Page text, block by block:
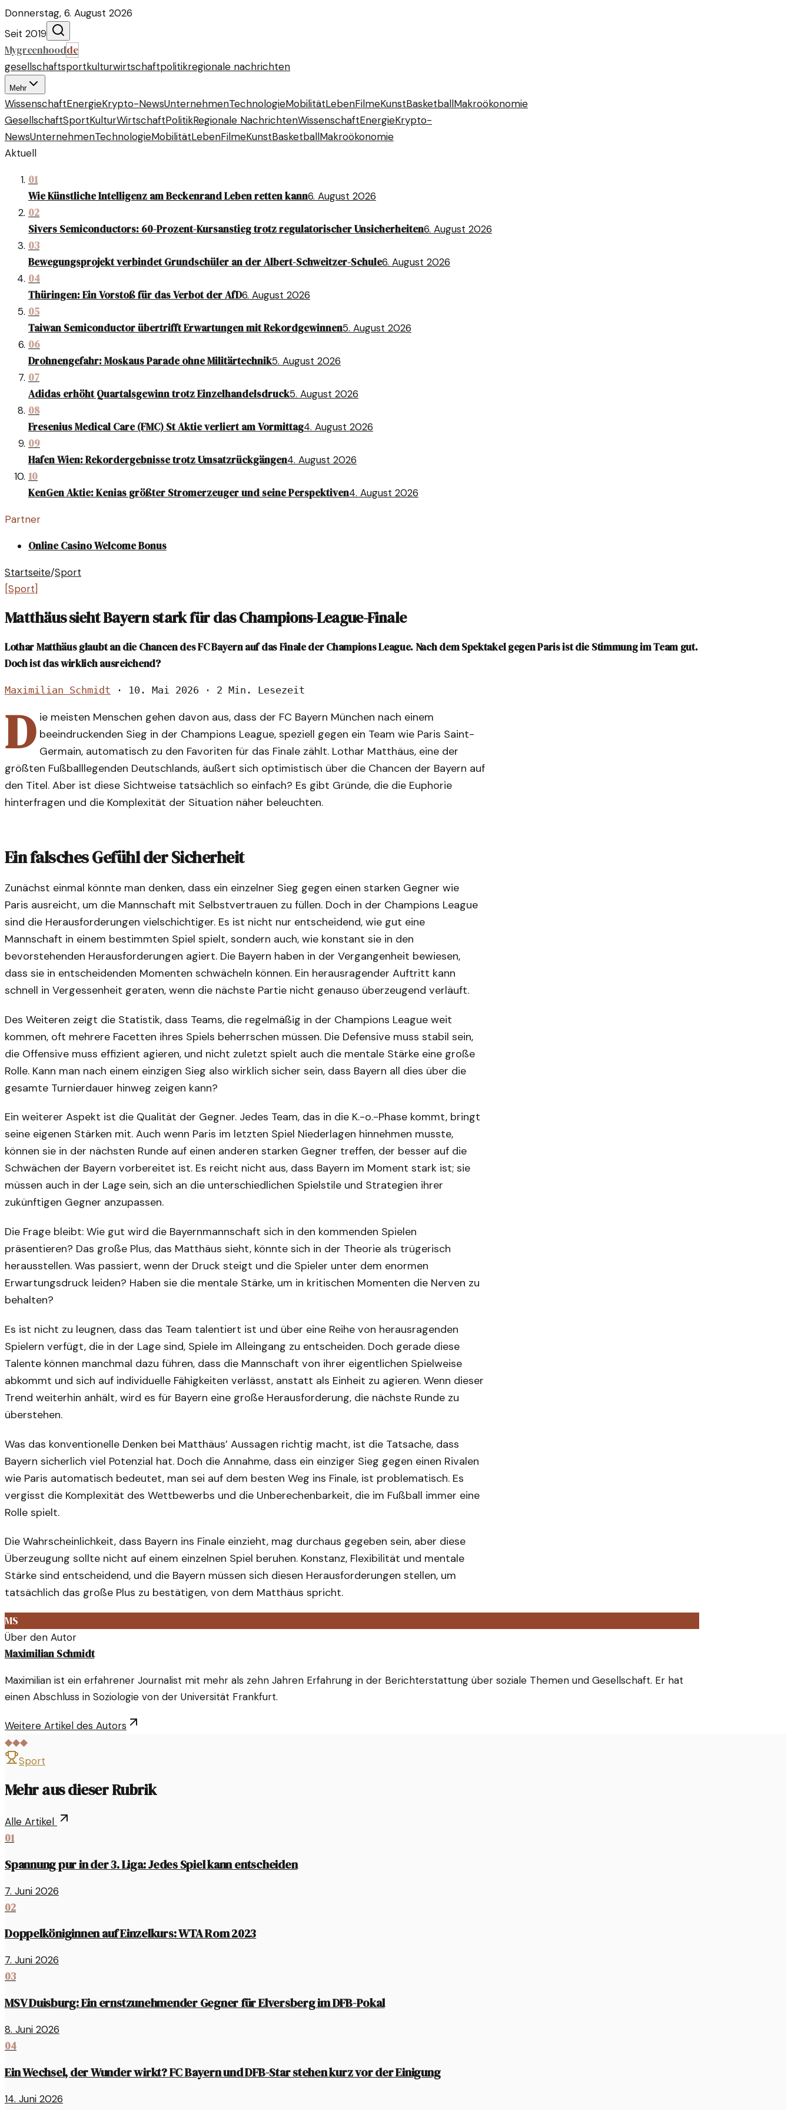
Donnerstag, 6. August 2026
Seit 2019
Mygreenhoodde
gesellschaftsportkulturwirtschaftpolitikregionale nachrichten
Mehr
WissenschaftEnergieKrypto-NewsUnternehmenTechnologieMobilitätLebenFilmeKunstBasketballMakroökonomie
GesellschaftSportKulturWirtschaftPolitikRegionale NachrichtenWissenschaftEnergieKrypto-
NewsUnternehmenTechnologieMobilitätLebenFilmeKunstBasketballMakroökonomie
Aktuell
01
Wie Künstliche Intelligenz am Beckenrand Leben retten kann6. August 2026
02
Sivers Semiconductors: 60-Prozent-Kursanstieg trotz regulatorischer Unsicherheiten6. August 2026
03
Bewegungsprojekt verbindet Grundschüler an der Albert-Schweitzer-Schule6. August 2026
04
Thüringen: Ein Vorstoß für das Verbot der AfD6. August 2026
05
Taiwan Semiconductor übertrifft Erwartungen mit Rekordgewinnen5. August 2026
06
Drohnengefahr: Moskaus Parade ohne Militärtechnik5. August 2026
07
Adidas erhöht Quartalsgewinn trotz Einzelhandelsdruck5. August 2026
08
Fresenius Medical Care (FMC) St Aktie verliert am Vormittag4. August 2026
09
Hafen Wien: Rekordergebnisse trotz Umsatzrückgängen4. August 2026
10
KenGen Aktie: Kenias größter Stromerzeuger und seine Perspektiven4. August 2026
Partner
Online Casino Welcome Bonus
Startseite/Sport
[Sport]
Matthäus sieht Bayern stark für das Champions-League-Finale
Lothar Matthäus glaubt an die Chancen des FC Bayern auf das Finale der Champions League. Nach dem Spektakel gegen Paris ist die Stimmung im Team gut.
Doch ist das wirklich ausreichend?
Maximilian Schmidt · 10. Mai 2026 · 2 Min. Lesezeit
D ie meisten Menschen gehen davon aus, dass der FC Bayern München nach einem
beeindruckenden Sieg in der Champions League, speziell gegen ein Team wie Paris Saint-
Germain, automatisch zu den Favoriten für das Finale zählt. Lothar Matthäus, eine der
größten Fußballlegenden Deutschlands, äußert sich optimistisch über die Chancen der Bayern auf
den Titel. Aber ist diese Sichtweise tatsächlich so einfach? Es gibt Gründe, die die Euphorie
hinterfragen und die Komplexität der Situation näher beleuchten.
Ein falsches Gefühl der Sicherheit
Zunächst einmal könnte man denken, dass ein einzelner Sieg gegen einen starken Gegner wie
Paris ausreicht, um die Mannschaft mit Selbstvertrauen zu füllen. Doch in der Champions League
sind die Herausforderungen vielschichtiger. Es ist nicht nur entscheidend, wie gut eine
Mannschaft in einem bestimmten Spiel spielt, sondern auch, wie konstant sie in den
bevorstehenden Herausforderungen agiert. Die Bayern haben in der Vergangenheit bewiesen,
dass sie in entscheidenden Momenten schwächeln können. Ein herausragender Auftritt kann
schnell in Vergessenheit geraten, wenn die nächste Partie nicht genauso überzeugend verläuft.
Des Weiteren zeigt die Statistik, dass Teams, die regelmäßig in der Champions League weit
kommen, oft mehrere Facetten ihres Spiels beherrschen müssen. Die Defensive muss stabil sein,
die Offensive muss effizient agieren, und nicht zuletzt spielt auch die mentale Stärke eine große
Rolle. Kann man nach einem einzigen Sieg also wirklich sicher sein, dass Bayern all dies über die
gesamte Turnierdauer hinweg zeigen kann?
Ein weiterer Aspekt ist die Qualität der Gegner. Jedes Team, das in die K.-o.-Phase kommt, bringt
seine eigenen Stärken mit. Auch wenn Paris im letzten Spiel Niederlagen hinnehmen musste,
können sie in der nächsten Runde auf einen anderen starken Gegner treffen, der besser auf die
Schwächen der Bayern vorbereitet ist. Es reicht nicht aus, dass Bayern im Moment stark ist; sie
müssen auch in der Lage sein, sich an die unterschiedlichen Spielstile und Strategien ihrer
zukünftigen Gegner anzupassen.
Die Frage bleibt: Wie gut wird die Bayernmannschaft sich in den kommenden Spielen
präsentieren? Das große Plus, das Matthäus sieht, könnte sich in der Theorie als trügerisch
herausstellen. Was passiert, wenn der Druck steigt und die Spieler unter dem enormen
Erwartungsdruck leiden? Haben sie die mentale Stärke, um in kritischen Momenten die Nerven zu
behalten?
Es ist nicht zu leugnen, dass das Team talentiert ist und über eine Reihe von herausragenden
Spielern verfügt, die in der Lage sind, Spiele im Alleingang zu entscheiden. Doch gerade diese
Talente können manchmal dazu führen, dass die Mannschaft von ihrer eigentlichen Spielweise
abkommt und sich auf individuelle Fähigkeiten verlässt, anstatt als Einheit zu agieren. Wenn dieser
Trend weiterhin anhält, wird es für Bayern eine große Herausforderung, die nächste Runde zu
überstehen.
Was das konventionelle Denken bei Matthäus’ Aussagen richtig macht, ist die Tatsache, dass
Bayern sicherlich viel Potenzial hat. Doch die Annahme, dass ein einziger Sieg gegen einen Rivalen
wie Paris automatisch bedeutet, man sei auf dem besten Weg ins Finale, ist problematisch. Es
vergisst die Komplexität des Wettbewerbs und die Unberechenbarkeit, die im Fußball immer eine
Rolle spielt.
Die Wahrscheinlichkeit, dass Bayern ins Finale einzieht, mag durchaus gegeben sein, aber diese
Überzeugung sollte nicht auf einem einzelnen Spiel beruhen. Konstanz, Flexibilität und mentale
Stärke sind entscheidend, und die Bayern müssen sich diesen Herausforderungen stellen, um
tatsächlich das große Plus zu bestätigen, von dem Matthäus spricht.
MS
Über den Autor
Maximilian Schmidt
Maximilian ist ein erfahrener Journalist mit mehr als zehn Jahren Erfahrung in der Berichterstattung über soziale Themen und Gesellschaft. Er hat
einen Abschluss in Soziologie von der Universität Frankfurt.
Weitere Artikel des Autors
◆◆◆
Sport
Mehr aus dieser Rubrik
Alle Artikel
01
Spannung pur in der 3. Liga: Jedes Spiel kann entscheiden
7. Juni 2026
02
Doppelköniginnen auf Einzelkurs: WTA Rom 2023
7. Juni 2026
03
MSV Duisburg: Ein ernstzunehmender Gegner für Elversberg im DFB-Pokal
8. Juni 2026
04
Ein Wechsel, der Wunder wirkt? FC Bayern und DFB-Star stehen kurz vor der Einigung
14. Juni 2026